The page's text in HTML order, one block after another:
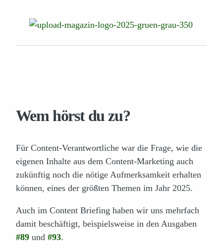
Wem hörst du zu?
Für Content-Verantwortliche war die Frage, wie die
eigenen Inhalte aus dem Content-Marketing auch
zukünftig noch die nötige Aufmerksamkeit erhalten
können, eines der größten Themen im Jahr 2025.
Auch im Content Briefing haben wir uns mehrfach
damit beschäftigt, beispielsweise in den Ausgaben
#89und #93.